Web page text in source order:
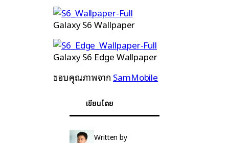
Galaxy S6 Wallpaper
Galaxy S6 Edge Wallpaper
ขอบคุณภาพจาก SamMobile
เขียนโดย
Written by